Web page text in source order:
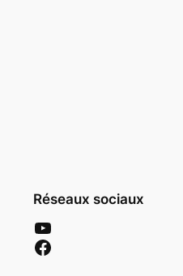
Réseaux sociaux
YouTube
Facebook